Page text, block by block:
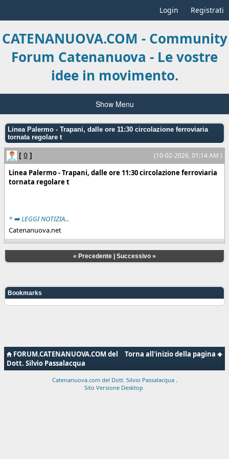
Login Registrati
CATENANUOVA.COM - Community
Forum Catenanuova - Le vostre
idee in movimento.
Show Menu
Linea Palermo - Trapani, dalle ore 11:30 circolazione ferroviaria
tornata regolare t
(10-02-2026, 01:14 AM )
[ 0 ]
Linea Palermo - Trapani, dalle ore 11:30 circolazione ferroviaria
tornata regolare t
* ➡️ LEGGI NOTIZIA...
Catenanuova.net
« Precedente Successivo »
Bookmarks
Torna all'inizio della pagina
FORUM.CATENANUOVA.COM del
Dott. Silvio Passalacqua
Catenanuova.com del Dott. Silvio Passalacqua
Sito Versione Desktop